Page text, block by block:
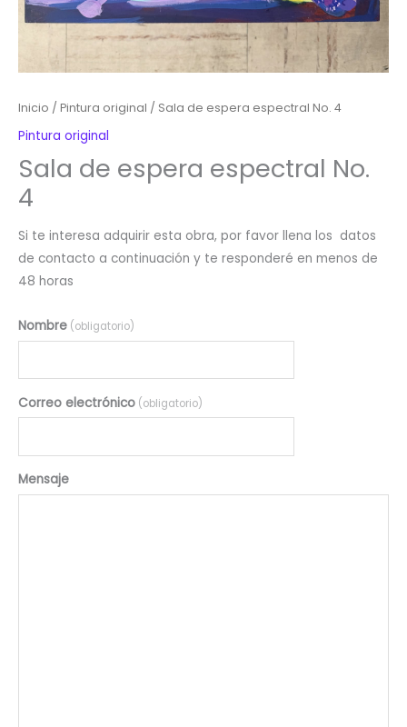
Inicio / Pintura original / Sala de espera espectral No. 4
Pintura original
Sala de espera espectral No.
4
Si te interesa adquirir esta obra, por favor llena los datos
de contacto a continuación y te responderé en menos de
48 horas
Nombre (obligatorio)
Correo electrónico (obligatorio)
Mensaje